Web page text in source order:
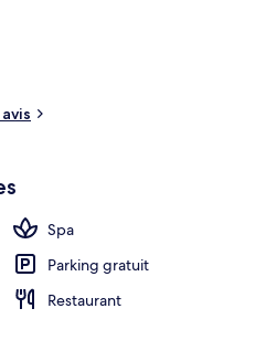
L'établissement Flavours
des spécialités Cuisine
petit déjeuner, le déjeuner et le
abrite en outre un bar en
ouverte 24 h/24 et un sauna.
attentionné.
Spa
Parking gratuit
Restaurant